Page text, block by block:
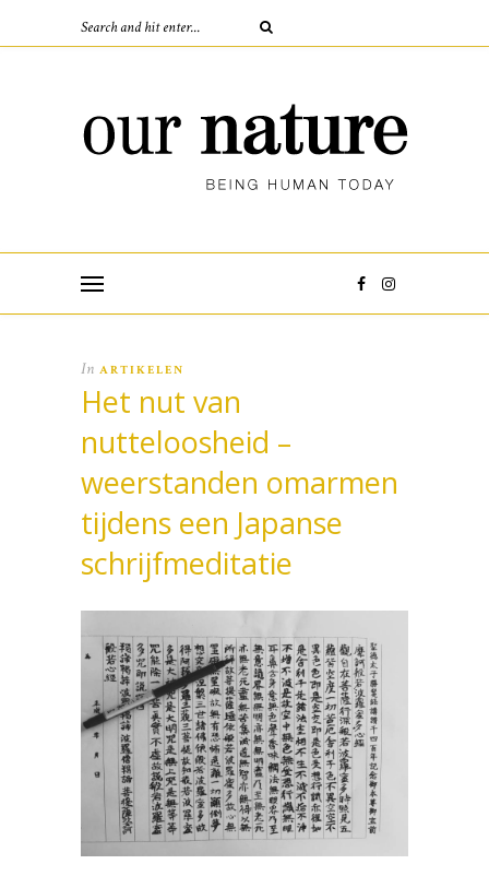
In ARTIKELEN
Het nut van
nutteloosheid –
weerstanden omarmen
tijdens een Japanse
schrijfmeditatie